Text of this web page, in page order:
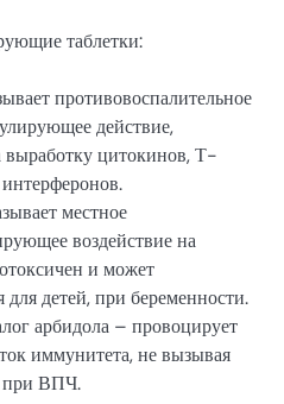
таблетки:
противовоспалительное
действие,
выработку цитокинов, Т-
местное
воздействие на
и может
для детей, при беременности.
арбидола – провоцирует
иммунитета, не вызывая
при ВПЧ.